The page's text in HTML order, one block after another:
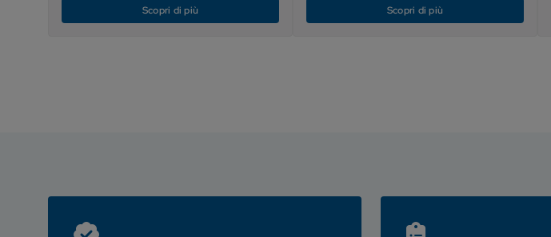
Scopri di più Scopri di più